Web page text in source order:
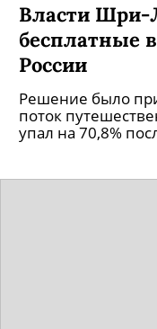
Власти Шри-
бесплатные
России
Решение было
поток
упал на 70,8%